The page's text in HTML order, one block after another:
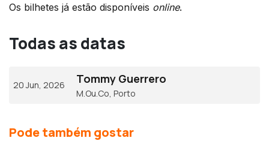
Os bilhetes já estão disponíveis online.
Todas as datas
20 Jun, 2026 Tommy Guerrero
M.Ou.Co, Porto
Pode também gostar